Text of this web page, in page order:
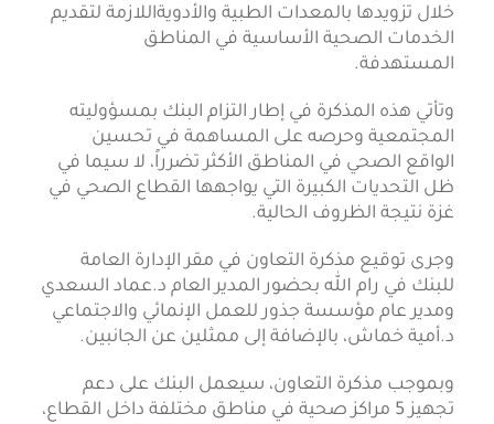
خلال تزويدها بالمعدات الطبية والأدويةاللازمة لتقديم
الخدمات الصحية الأساسية في المناطق
المستهدفة.
وتأتي هذه المذكرة في إطار التزام البنك بمسؤوليته
المجتمعية وحرصه على المساهمة في تحسين
الواقع الصحي في المناطق الأكثر تضرراً، لا سيما في
ظل التحديات الكبيرة التي يواجهها القطاع الصحي في
غزة نتيجة الظروف الحالية.
وجرى توقيع مذكرة التعاون في مقر الإدارة العامة
للبنك في رام الله بحضور المدير العام د.عماد السعدي
ومدير عام مؤسسة جذور للعمل الإنمائي والاجتماعي
د.أمية خماش، بالإضافة إلى ممثلين عن الجانبين.
وبموجب مذكرة التعاون، سيعمل البنك على دعم
تجهيز 5 مراكز صحية في مناطق مختلفة داخل القطاع،